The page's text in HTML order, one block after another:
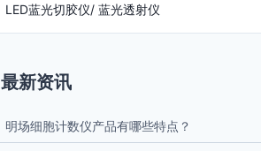
LED蓝光切胶仪/ 蓝光透射仪
最新资讯
明场细胞计数仪产品有哪些特点？